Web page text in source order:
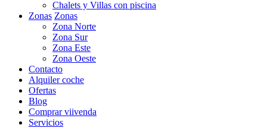
Chalets y Villas con piscina
Zonas Zonas
Zona Norte
Zona Sur
Zona Este
Zona Oeste
Contacto
Alquiler coche
Ofertas
Blog
Comprar viivenda
Servicios